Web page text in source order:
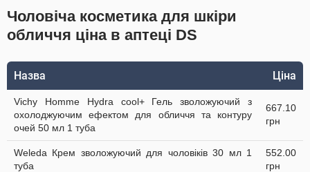
Чоловіча косметика для шкіри
обличчя ціна в аптеці DS
Назва Ціна
Vichy Homme Hydra cool+ Гель зволожуючий з
охолоджуючим ефектом для обличчя та контуру
очей 50 мл 1 туба
667.10
грн
Weleda Крем зволожуючий для чоловіків 30 мл 1
туба
552.00
грн